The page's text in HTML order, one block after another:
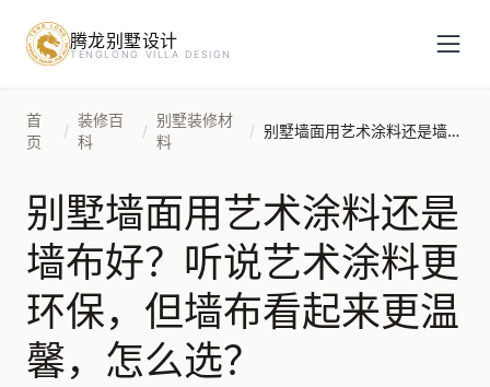
腾龙别墅设计
TENGLONG VILLA DESIGN
首
页
/
装修百
科
/
别墅装修材
料
/ 别墅墙面用艺术涂料还是墙布好？听说艺术涂料更环保，但墙布看起来更温馨，怎么选？
别墅墙面用艺术涂料还是
墙布好？听说艺术涂料更
环保，但墙布看起来更温
馨，怎么选？
预约设计咨询
姓名*
手机号*
房屋面积（㎡）